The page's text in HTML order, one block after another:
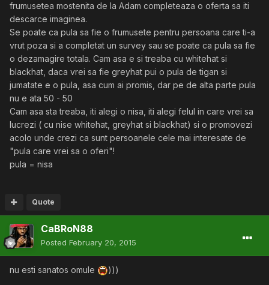
frumusetea mostenita de la Adam completeaza o oferta sa iti
descarce imaginea.
Se poate ca pula sa fie o frumusete pentru persoana care ti-a
vrut poza si a completat un survey sau se poate ca pula sa fie
o dezamagire totala. Cam asa e si treaba cu whitehat si
blackhat, daca vrei sa fie greyhat pui o pula de tigan si
jumatate e o pula, asa cum ai promis, dar pe de alta parte pula
nu e ata 50 - 50
Cam asa sta treaba, iti alegi o nisa, iti alegi felul in care vrei sa
lucrezi ( cu nise whitehat, greyhat si blackhat) si o promovezi
acolo unde crezi ca sunt persoanele cele mai interesate de
"pula care vrei sa o oferi"!
pula = nisa
Quote
CaBRoN88
Posted February 20, 2015
nu esti sanatos omule )))